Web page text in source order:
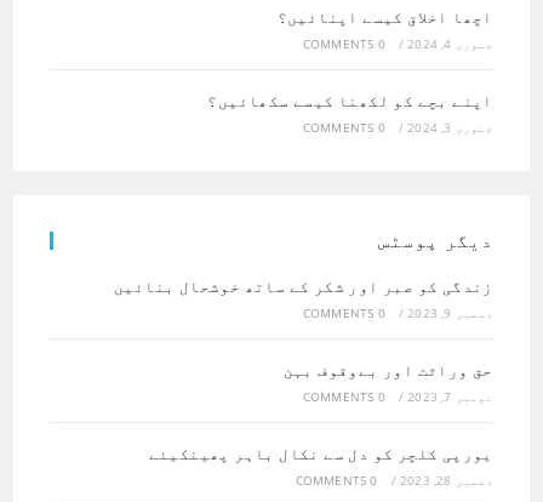
اچھا اخلاق کیسے اپنائیں؟
جنوری 4, 2024 /
0 COMMENTS
اپنے بچے کو لکھنا کیسے سکھائیں؟
جنوری 3, 2024 /
0 COMMENTS
دیگر پوسٹس
زندگی کو صبر اور شکر کے ساتھ خوشحال بنائیں
دسمبر 9, 2023 /
0 COMMENTS
حق وراثت اور بےوقوف بہن
نومبر 7, 2023 /
0 COMMENTS
یورپی کلچر کو دل سے نکال باہر پھینکیئے
دسمبر 28, 2023 /
0 COMMENTS